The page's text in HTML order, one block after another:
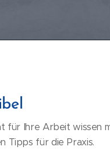
für Ihre Arbeit wissen
Tipps für die Praxis.